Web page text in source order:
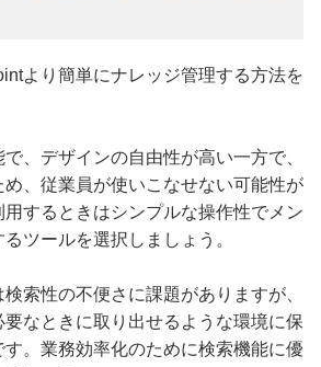
より簡単にナレッジ管理する方法を
、デザインの自由性が高い一方で、
、従業員が使いこなせない可能性が
するときはシンプルな操作性でメン
ツールを選択しましょう。
索性の不便さに課題がありますが、
なときに取り出せるような環境に保
。業務効率化のために検索機能に優